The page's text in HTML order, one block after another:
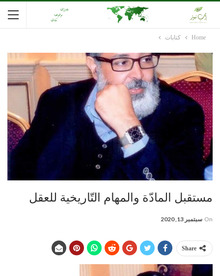
Home كتابات
مستقبل المادّة والمهام التّاريخية للعقل
On سبتمبر 13, 2020
Share